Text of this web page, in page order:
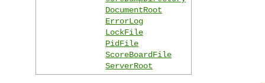
DocumentRoot
ErrorLog
LockFile
PidFile
ScoreBoardFile
ServerRoot